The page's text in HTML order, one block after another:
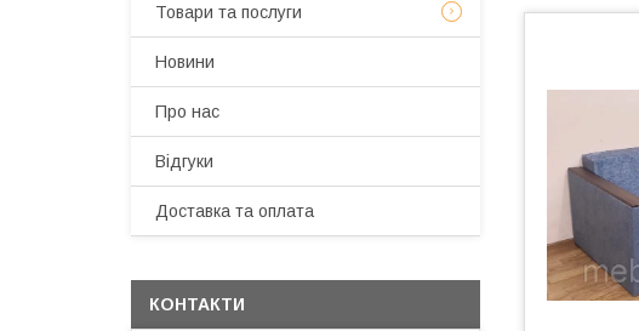
Товари та послуги
Новини
Про нас
Відгуки
Доставка та оплата
КОНТАКТИ